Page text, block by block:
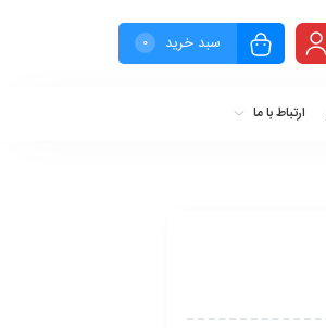
سبد خرید 0
ارتباط با ما